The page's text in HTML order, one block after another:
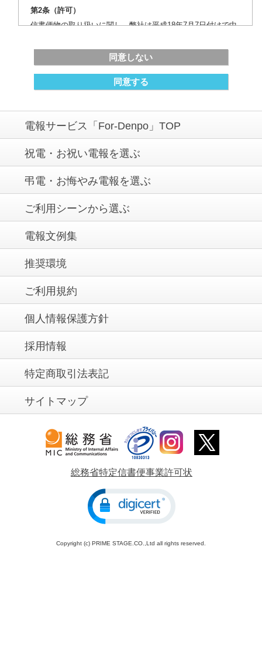
開示、内容の訂正、追加又は削除、利用の停止、消去及び第
三者への提供の停止、苦情又はご相談等がございましたら、
７.本人が容易に識別できない方法によって個人情報を取得す
当社は、ご本人様が容易に識別できない方法によって個人情
報を取得することはございません。
当社の個人情報の取り扱いに関するお問い合わせは、下記窓
口までご連絡ください。
個人情報管理責任者
TEL：082-243-3766 FAX：082-243-3890
E-mail：prime_honsya@primestage.jp
第2条（許可）
信書便物の取り扱いに関し、幣社は平成18年7月7日付けで中
しております。なお、商品が付随された場合は一概に信書便
物とは言えません。
利用者は、本サービスを利用する場合に必要な全ての機器、
ソフトウエア、通信手段等の準備等を自己の費用と責任にお
いて行うものとします。
第4条（本サービスの内容）
利用者は、弊社に作成したメッセージ文を印字する等、商品
（電報）製作を委託し、指定先に電信若しくは配達する作業
を一貫して委託し、その業務に対して利用料金を支払うもの
とします。
第5条（サービスの中断・停止・変更）
弊社は、次の事項に該当する場合、利用者へ事前に通知する
ことなく本サービスの全部または一部を中断・停止・変更で
きるものとします。
2. システム保守・設備の異常・障害その他やむを得ない場合
の限りではありません。）
3. 弊社が委託する業者が業務を停止した場合
4. その他、弊社がやむを得ないと判断した場合
第6条（利用申込）
することがあります。
(1) 信書便約款に定める引受拒絶事項に該当するとき
(2) 利用者が第７条（禁止行為）の事由に関わるとき
(4) 申込者が本サービスに関わる債務の支払を怠るおそれが明
(5) 申込に際し、その支払手段として正当に使用することが出
来ないクレジットカードを指定したとき
同意しない
同意する
電報サービス「For-Denpo」TOP
祝電・お祝い電報を選ぶ
弔電・お悔やみ電報を選ぶ
ご利用シーンから選ぶ
電報文例集
推奨環境
ご利用規約
個人情報保護方針
採用情報
特定商取引法表記
サイトマップ
総務省特定信書便事業許可状
Copyright (c) PRIME STAGE.CO.,Ltd all rights reserved.